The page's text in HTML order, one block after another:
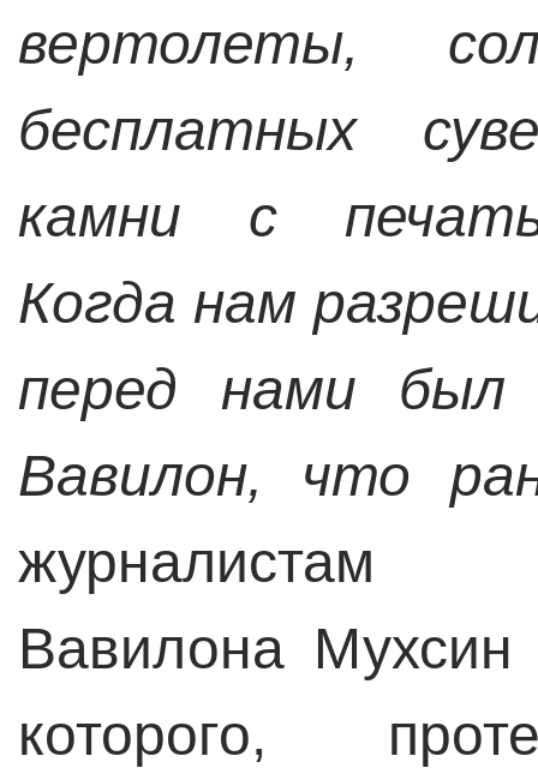
вертолеты,
бесплатных
камни с
Когда нам
перед нами
Вавилон, что
журналистам
Вавилона
которого,